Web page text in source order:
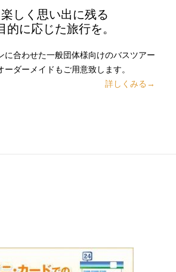
楽しく思い出に残る
的に応じた旅行を。
に合わせた一般団体様向けのバスツアー
ーダーメイドもご用意致します。
詳しくみる→